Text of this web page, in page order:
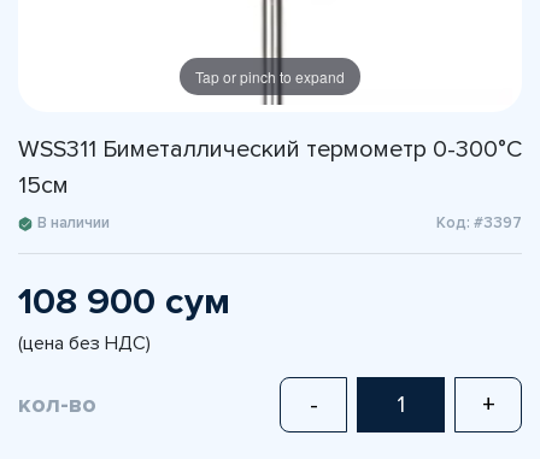
Tap or pinch to expand
WSS311 Биметаллический термометр 0-300°C
15см
В наличии Код: #3397
108 900 сум
(цена без НДС)
кол-во - +